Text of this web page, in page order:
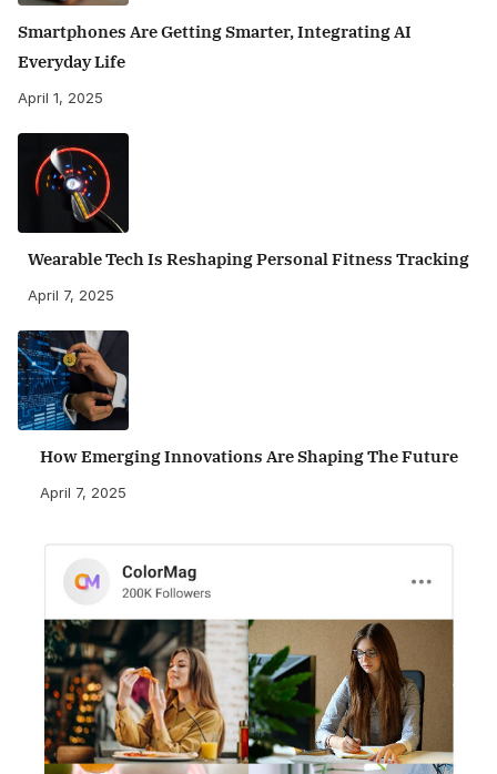
Smartphones Are Getting Smarter, Integrating AI
Everyday Life
April 1, 2025
Wearable Tech Is Reshaping Personal Fitness Tracking
April 7, 2025
How Emerging Innovations Are Shaping The Future
April 7, 2025